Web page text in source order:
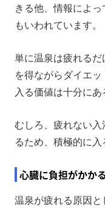
きる他、情報によっ
もいわれています。
単に温泉は疲れる
を得ながらダイエッ
入る価値は十分にあ
むしろ、疲れない
るため、積極的に入
心臓に負担がかか
温泉が疲れる原因